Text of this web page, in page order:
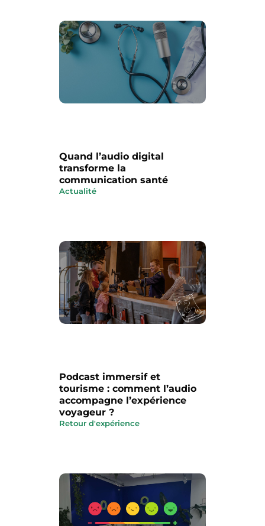
Quand l’audio digital
transforme la
communication santé
Actualité
Podcast immersif et
tourisme : comment l’audio
accompagne l’expérience
voyageur ?
Retour d'expérience